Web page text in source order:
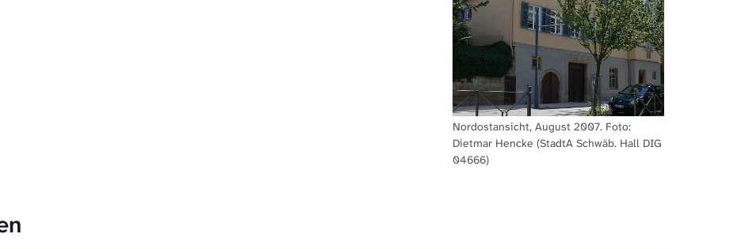
Nordostansicht, August 2007. Foto:
Dietmar Hencke (StadtA Schwäb. Hall DIG
04666)